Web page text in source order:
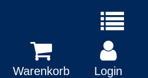
Menü
Warenkorb Login